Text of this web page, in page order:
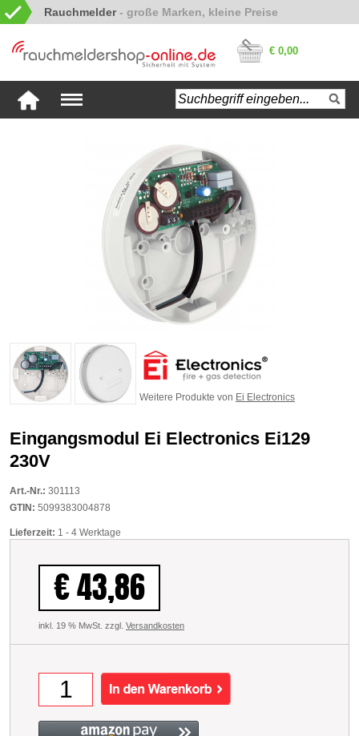
Rauchmelder
€ 0,00
Weitere Produkte von Ei Electronics
Eingangsmodul Ei Electronics Ei129
230V
Art.-Nr.: 301113
GTIN: 5099383004878
Lieferzeit: 1 - 4 Werktage
€ 43,86
inkl. 19 % MwSt. zzgl. Versandkosten